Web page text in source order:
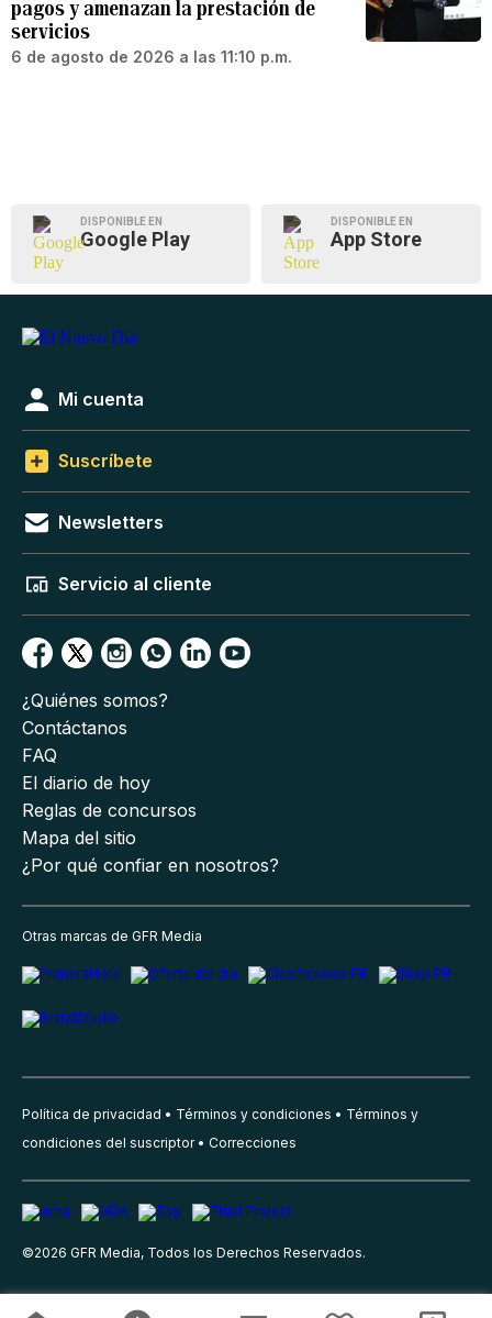
pagos y amenazan la prestación de
servicios
6 de agosto de 2026 a las 11:10 p.m.
DISPONIBLE EN
Google Play
DISPONIBLE EN
App Store
Mi cuenta
Suscríbete
Newsletters
Servicio al cliente
¿Quiénes somos?
Contáctanos
FAQ
El diario de hoy
Reglas de concursos
Mapa del sitio
¿Por qué confiar en nosotros?
Otras marcas de GFR Media
Política de privacidad Términos y condiciones
Términos y
condiciones del suscriptor
Correcciones
©2026 GFR Media, Todos los Derechos Reservados.